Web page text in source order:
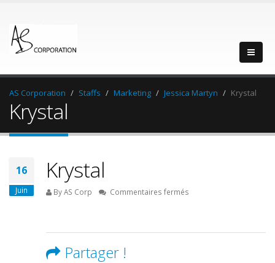
AS Corporation Staffs Marketing Jessica Martyn Krystal
Krystal
16
Juin
Krystal
By AS Corp Commentaires fermés
Partager !